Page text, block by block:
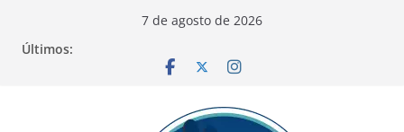
7 de agosto de 2026
Últimos: